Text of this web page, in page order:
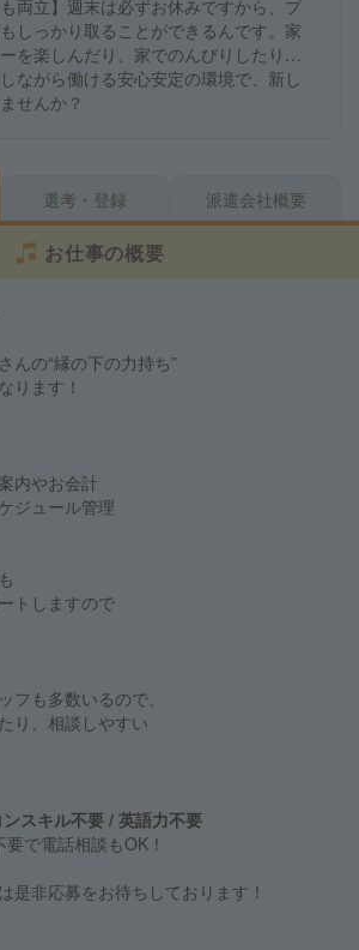
も両立】週末は必ずお休みですから、プ
しっかり取ることができるんです。家
を楽しんだり、家でのんびりしたり…
ながら働ける安心安定の環境で、新し
せんか？
選考・登録 派遣会社概要
お仕事の概要
んの“縁の下の力持ち”
ります！
内やお会計
ジュール管理
トしますので
フも多数いるので、
り、相談しやすい
スキル不要 / 英語力不要
で電話相談もOK！
是非応募をお待ちしております！